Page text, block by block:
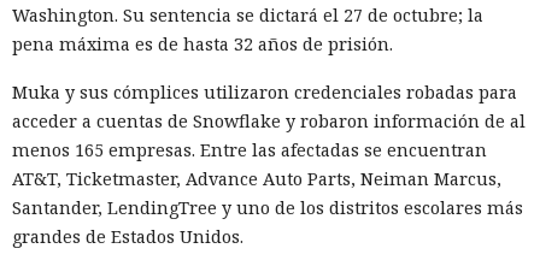
Los desarrolladores, que durante años soportaron fallos
Washington. Su sentencia se dictará el 27 de octubre; la
pena máxima es de hasta 32 años de prisión.
Muka y sus cómplices utilizaron credenciales robadas para
acceder a cuentas de Snowflake y robaron información de al
menos 165 empresas. Entre las afectadas se encuentran
AT&T, Ticketmaster, Advance Auto Parts, Neiman Marcus,
Santander, LendingTree y uno de los distritos escolares más
grandes de Estados Unidos.